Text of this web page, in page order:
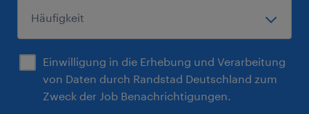
Einwilligung in die Erhebung und Verarbeitung
von Daten durch Randstad Deutschland zum
Zweck der Job Benachrichtigungen.